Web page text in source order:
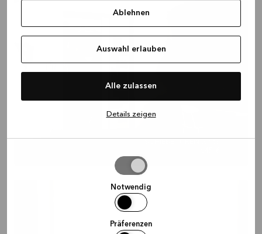
Ablehnen
Auswahl erlauben
Alle zulassen
Details zeigen
Notwendig
Präferenzen